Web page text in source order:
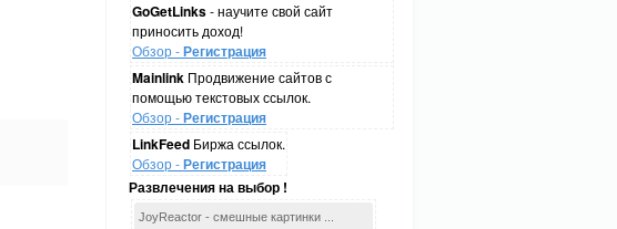
GoGetLinks- научите свой сайт
приносить доход!
Обзор -Регистрация
Mainlink Продвижение сайтов с
помощью текстовых ссылок.
Обзор -Регистрация
LinkFeed Биржа ссылок.
Обзор -Регистрация
Развлечения на выбор !
JoyReactor - смешные картинки ...